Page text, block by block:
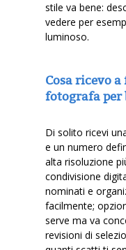
stile va bene:
vedere per
luminoso.
Cosa ricevo
fotografa per
Di solito ricevi
e un numero
alta risoluzione
condivisione
nominati e
facilmente;
serve ma va
revisioni di